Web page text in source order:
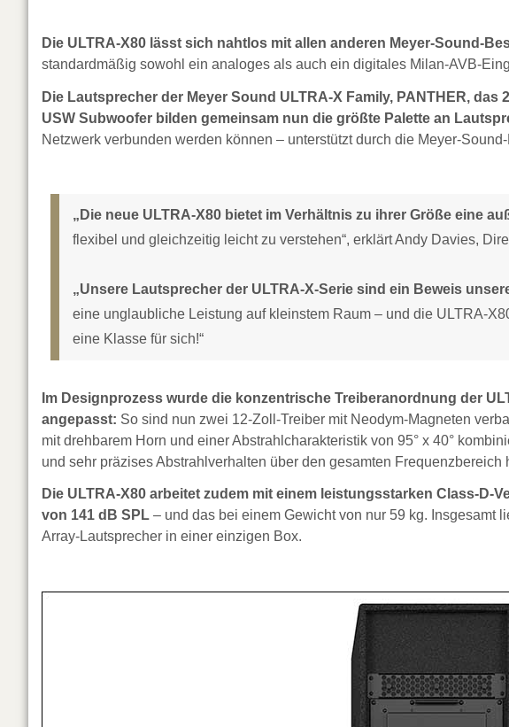
Die ULTRA-X80 lässt sich nahtlos mit allen anderen Meyer-Sound-
standardmäßig sowohl ein analoges als auch ein digitales Milan-AVB-
Die Lautsprecher der Meyer Sound ULTRA-X Family, PANTHER,
USW Subwoofer bilden gemeinsam nun die größte Palette an
Netzwerk verbunden werden können – unterstützt durch die Meyer-
„Die neue ULTRA-X80 bietet im Verhältnis zu ihrer Größe eine
flexibel und gleichzeitig leicht zu verstehen“, erklärt Andy Davies,
„Unsere Lautsprecher der ULTRA-X-Serie sind ein Beweis
eine unglaubliche Leistung auf kleinstem Raum – und die ULTRA-
eine Klasse für sich!“
Im Designprozess wurde die konzentrische Treiberanordnung der
angepasst: So sind nun zwei 12-Zoll-Treiber mit Neodym-Magneten
mit drehbarem Horn und einer Abstrahlcharakteristik von 95° x 40°
und sehr präzises Abstrahlverhalten über den gesamten Frequenzbereich
Die ULTRA-X80 arbeitet zudem mit einem leistungsstarken Class-D-
von 141 dB SPL – und das bei einem Gewicht von nur 59 kg. Insgesamt
Array-Lautsprecher in einer einzigen Box.